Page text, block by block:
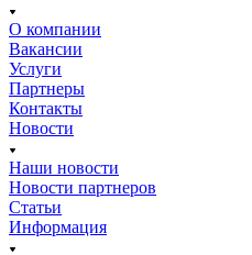
О компании
Вакансии
Услуги
Партнеры
Контакты
Новости
Наши новости
Новости партнеров
Статьи
Информация